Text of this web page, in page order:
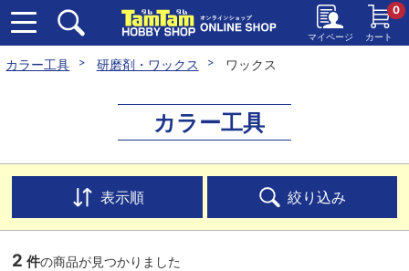
マイページ カート
0
カラー工具 研磨剤・ワックス ワックス
カラー工具
表示順 絞り込み
2 件の商品が見つかりました